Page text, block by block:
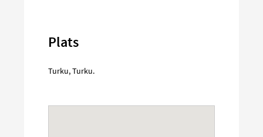
Plats
Turku,Turku.